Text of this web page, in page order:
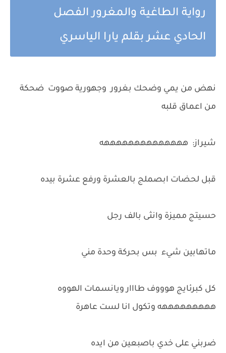
رواية الطاغية والمغرور الفصل
الحادي عشر بقلم يارا الياسري
نهض من يمي وضحك بغرور وجهورية صووت ضحكة
من اعماق قلبه
شيراز: ههههههههههههههه
قبل لحضات ابصملج بالعشرة ورفع عشرة بيده
حسيتج مميزة وانثى بالف رجل
ماتهابين شيء بس بحركة وحدة مني
كل كبرئايج هوووف طااار ويانسمات الهووه
هههههههههه وتكول انا لست عاهرة
ضربني على خدي باصبعين من ايده